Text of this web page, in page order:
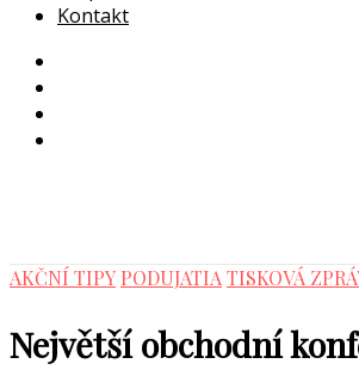
Kontakt
AKČNÍ TIPY PODUJATIATISKOVÁ
Největší obchodní